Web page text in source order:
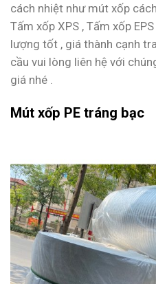
cách nhiệt như mút xốp
Tấm xốp XPS , Tấm xốp
lượng tốt , giá thành cạnh
cầu vui lòng liên hệ với
giá nhé .
Mút xốp PE tráng bạc